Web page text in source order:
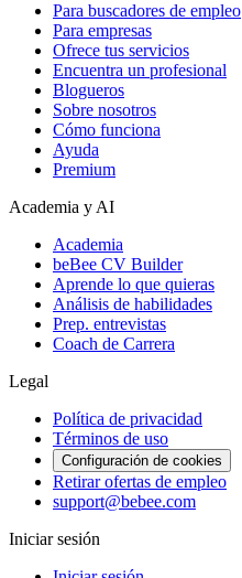
Para buscadores de empleo
Para empresas
Ofrece tus servicios
Encuentra un profesional
Blogueros
Sobre nosotros
Cómo funciona
Ayuda
Premium
Academia y AI
Academia
beBee CV Builder
Aprende lo que quieras
Análisis de habilidades
Prep. entrevistas
Coach de Carrera
Legal
Política de privacidad
Términos de uso
Configuración de cookies
Retirar ofertas de empleo
support@bebee.com
Iniciar sesión